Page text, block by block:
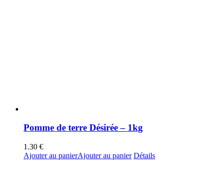
Pomme de terre Désirée – 1kg
1.30 €
Ajouter au panierAjouter au panier Détails